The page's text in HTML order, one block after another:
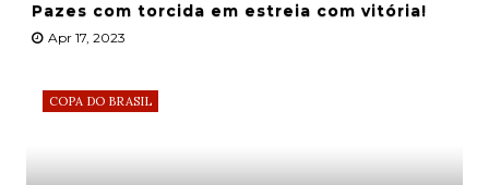
Pazes com torcida em estreia com vitória!
Apr 17, 2023
COPA DO BRASIL